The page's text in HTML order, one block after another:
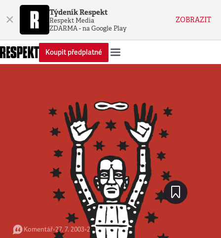
× Týdeník Respekt
Respekt Media
ZDARMA - na Google Play
ZOBRAZIT
Koupit předplatné
Komentář•27. 7. 2003•2 minuty